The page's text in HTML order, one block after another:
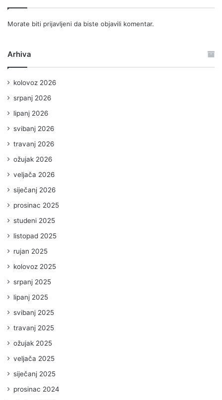
Morate biti prijavljeni da biste objavili komentar.
Arhiva
kolovoz 2026
srpanj 2026
lipanj 2026
svibanj 2026
travanj 2026
ožujak 2026
veljača 2026
siječanj 2026
prosinac 2025
studeni 2025
listopad 2025
rujan 2025
kolovoz 2025
srpanj 2025
lipanj 2025
svibanj 2025
travanj 2025
ožujak 2025
veljača 2025
siječanj 2025
prosinac 2024